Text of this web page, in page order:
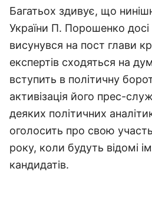
Багатьох здивує, що
України П. Порошенко досі
висунувся на пост глави
експертів сходяться на
вступить в політичну
активізація його прес-
деяких політичних
оголосить про свою
року, коли будуть відомі
кандидатів.